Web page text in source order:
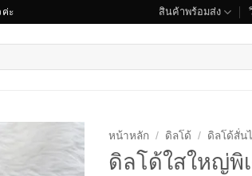
ะ สินค้าพร้อมส่ง
หน้าหลัก / ดิลโด้ / ดิลโด้สั่น
ดิลโด้ใสใหญ่พิ